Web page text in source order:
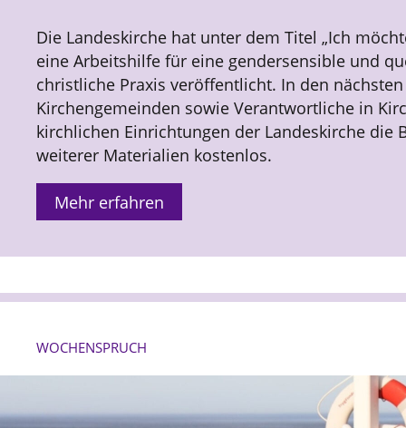
Die Landeskirche hat unter dem Titel „Ich
eine Arbeitshilfe für eine gendersensible und
christliche Praxis veröffentlicht. In den
Kirchengemeinden sowie Verantwortliche in
kirchlichen Einrichtungen der Landeskirche die
weiterer Materialien kostenlos.
Mehr erfahren
WOCHENSPRUCH